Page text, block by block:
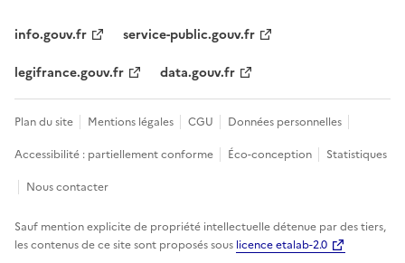
info.gouv.fr
service-public.gouv.fr
legifrance.gouv.fr
data.gouv.fr
Plan du site Mentions légales CGU
Données personnelles
Accessibilité : partiellement conforme
Éco-conception
Statistiques
Nous contacter
Sauf mention explicite de propriété intellectuelle détenue par des tiers,
les contenus de ce site sont proposés sous licence etalab-2.0